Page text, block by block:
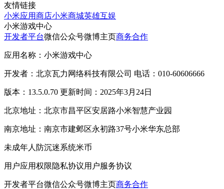
友情链接
小米应用商店小米商城英雄互娱
小米游戏中心
开发者平台微信公众号微博主页商务合作
应用名称：小米游戏中心
开发者：北京瓦力网络科技有限公司 电话：010-60606666
版本：13.5.0.70 更新时间：2025年3月24日
北京地址：北京市昌平区安居路小米智慧产业园
南京地址：南京市建邺区永初路37号小米华东总部
未成年人防沉迷系统米币
用户应用权限隐私协议用户服务协议
开发者平台微信公众号微博主页商务合作